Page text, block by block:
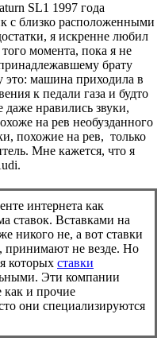
SL1 1997 года
близко расположенными
я искренне любил
момента, пока я не
брату
это: машина приходила в
к педали газа и будто
даже нравились звуки,
на рев необузданного
похожие на рев, только
Мне кажется, что я
интернета как
ставок. Вставками на
никого не, а вот ставки
принимают не везде. Но
которых ставки
Эти компании
как и прочие
они специализируются